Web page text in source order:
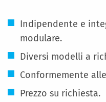
Indipendente e
modulare.
Diversi modelli a
Conformemente
Prezzo su richiesta.